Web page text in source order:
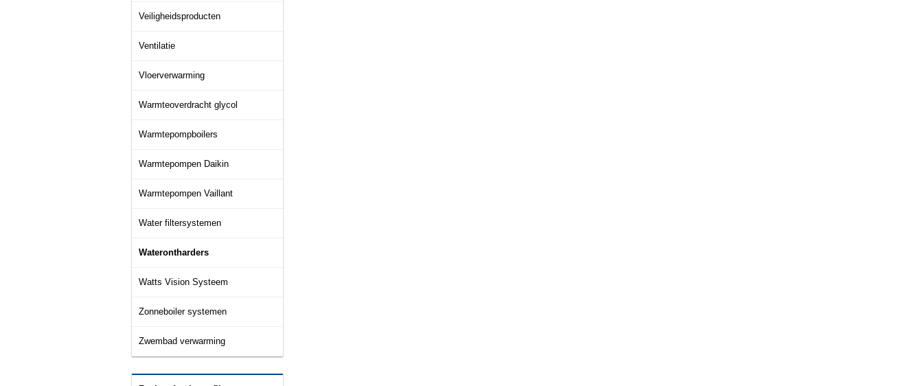
Veiligheidsproducten
Ventilatie
Vloerverwarming
Warmteoverdracht glycol
Warmtepompboilers
Warmtepompen Daikin
Warmtepompen Vaillant
Water filtersystemen
Waterontharders
Watts Vision Systeem
Zonneboiler systemen
Zwembad verwarming